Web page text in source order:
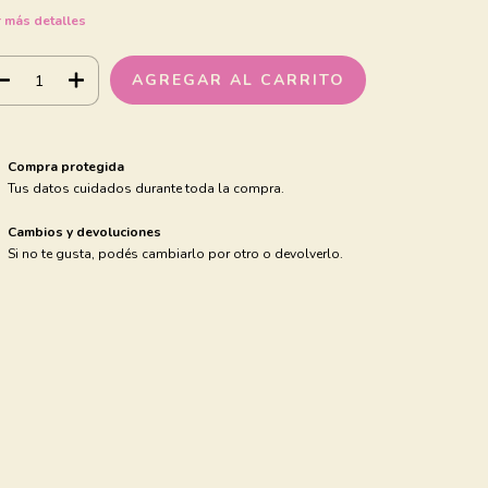
más detalles
Compra protegida
Tus datos cuidados durante toda la compra.
Cambios y devoluciones
Si no te gusta, podés cambiarlo por otro o devolverlo.